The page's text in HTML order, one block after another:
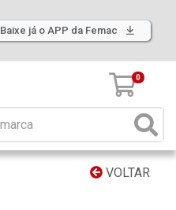
Baixe já o APP da Femac
0
VOLTAR